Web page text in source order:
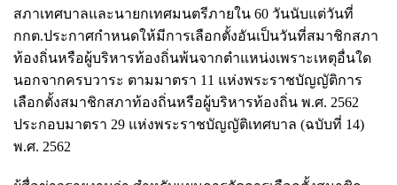
สภาเทศบาลและนายกเทศมนตรีภายใน 60 วันนับแต่วันที่
กกต.ประกาศกำหนดให้มีการเลือกตั้งอันเป็นวันที่สมาชิกสภา
ท้องถิ่นหรือผู้บริหารท้องถิ่นพ้นจากตำแหน่งเพราะเหตุอื่นใด
นอกจากครบวาระ ตามมาตรา 11 แห่งพระราชบัญญัติการ
เลือกตั้งสมาชิกสภาท้องถิ่นหรือผู้บริหารท้องถิ่น พ.ศ. 2562
ประกอบมาตรา 29 แห่งพระราชบัญญัติเทศบาล (ฉบับที่ 14)
พ.ศ. 2562